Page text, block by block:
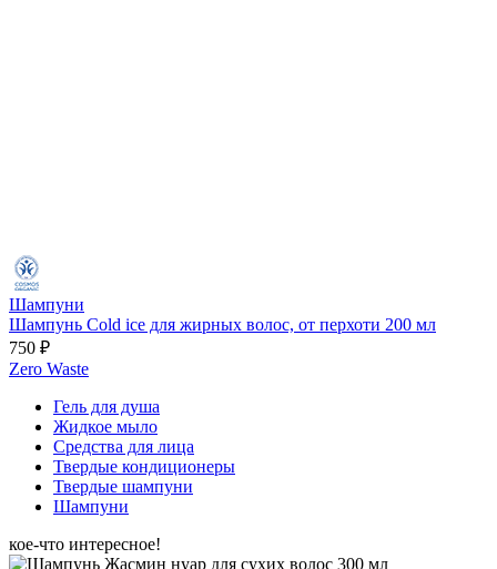
Шампуни
Шампунь Cold ice для жирных волос, от перхоти 200 мл
750 ₽
Zero Waste
Гель для душа
Жидкое мыло
Средства для лица
Твердые кондиционеры
Твердые шампуни
Шампуни
кое-что интересное!